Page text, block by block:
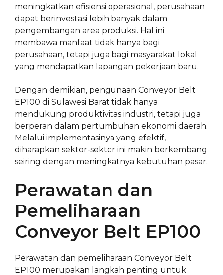
meningkatkan efisiensi operasional, perusahaan
dapat berinvestasi lebih banyak dalam
pengembangan area produksi. Hal ini
membawa manfaat tidak hanya bagi
perusahaan, tetapi juga bagi masyarakat lokal
yang mendapatkan lapangan pekerjaan baru.
Dengan demikian, pengunaan Conveyor Belt
EP100 di Sulawesi Barat tidak hanya
mendukung produktivitas industri, tetapi juga
berperan dalam pertumbuhan ekonomi daerah.
Melalui implementasinya yang efektif,
diharapkan sektor-sektor ini makin berkembang
seiring dengan meningkatnya kebutuhan pasar.
Perawatan dan
Pemeliharaan
Conveyor Belt EP100
Perawatan dan pemeliharaan Conveyor Belt
EP100 merupakan langkah penting untuk